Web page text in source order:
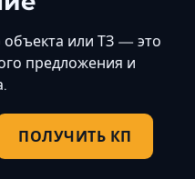
или ТЗ — это
предложения и
ПОЛУЧИТЬ КП